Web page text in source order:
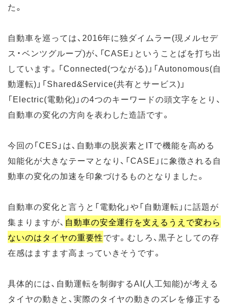
た。
自動車を巡っては、2016年に独ダイムラー(現メルセデ
ス・ベンツグループ)が、「CASE」ということばを打ち出
しています。「Connected(つながる)」「Autonomous(自
動運転)」「Shared&Service(共有とサービス)」
「Electric(電動化)」の4つのキーワードの頭文字をとり、
自動車の変化の方向を表わした造語です。
今回の「CES」は、自動車の脱炭素とITで機能を高める
知能化が大きなテーマとなり、「CASE」に象徴される自
動車の変化の加速を印象づけるものとなりました。
自動車の変化と言うと「電動化」や「自動運転」に話題が
集まりますが、 自動車の安全運行を支えるうえで変わら
ないのはタイヤの重要性です。むしろ、黒子としての存
在感はますます高まっていきそうです。
具体的には、自動運転を制御するAI(人工知能)が考える
タイヤの動きと、実際のタイヤの動きのズレを修正する